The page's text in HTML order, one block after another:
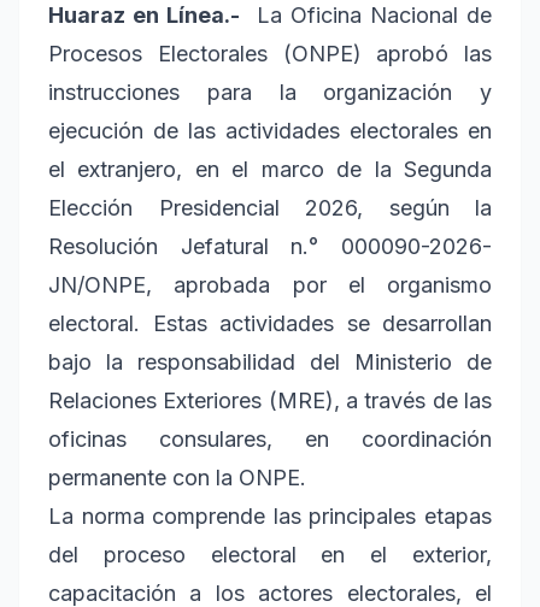
Huaraz en Línea.- La Oficina Nacional de
Procesos Electorales (ONPE) aprobó las
instrucciones para la organización y
ejecución de las actividades electorales en
el extranjero, en el marco de la Segunda
Elección Presidencial 2026, según la
Resolución Jefatural n.° 000090-2026-
JN/ONPE, aprobada por el organismo
electoral. Estas actividades se desarrollan
bajo la responsabilidad del Ministerio de
Relaciones Exteriores (MRE), a través de las
oficinas consulares, en coordinación
permanente con la ONPE.
La norma comprende las principales etapas
del proceso electoral en el exterior,
capacitación a los actores electorales, el